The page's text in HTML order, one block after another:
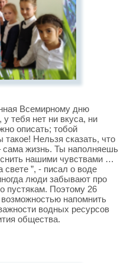
Всемирному дню
тебя нет ни вкуса, ни
описать; тобой
Нельзя сказать, что
жизнь. Ты наполняешь
нашими чувствами …
”, - писал о воде
люди забывают про
пустякам. Поэтому 26
напомнить
водных ресурсов
общества.